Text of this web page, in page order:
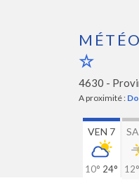
4630 -
A proximité :
VEN 7
10° 24° 12°